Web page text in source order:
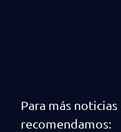
Para más
recomendamos: